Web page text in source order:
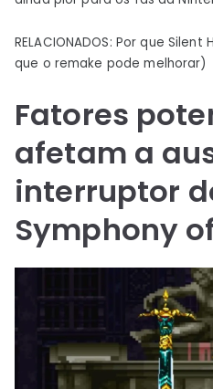
RELACIONADOS: Por que
que o remake pode melhorar)
Fatores
afetam a
interruptor
Symphony